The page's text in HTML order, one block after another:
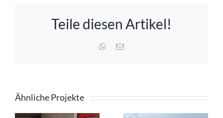
Teile diesen Artikel!
WhatsApp
E-
Ähnliche Projekte